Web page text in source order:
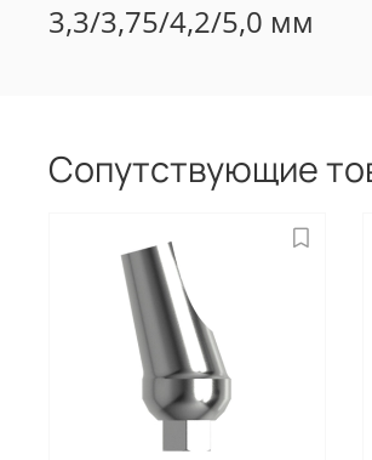
3,3/3,75/4,2/5,0 мм
Сопутствующие